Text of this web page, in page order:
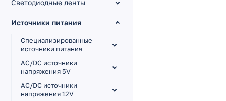
Светодиодные ленты
Источники питания
Специализированные
источники питания
AC/DC источники
напряжения 5V
AC/DC источники
напряжения 12V